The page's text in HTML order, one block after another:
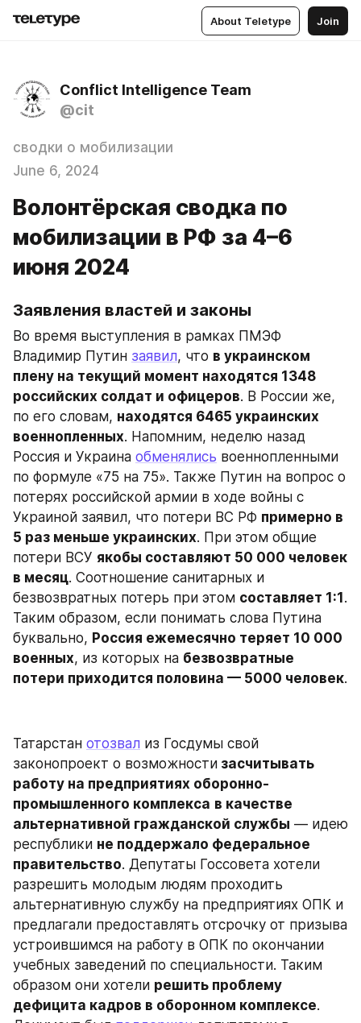
About Teletype Join
Conflict Intelligence Team
@cit
сводки о мобилизации
June 6, 2024
Волонтёрская сводка по
мобилизации в РФ за 4–6
июня 2024
Заявления властей и законы
Во время выступления в рамках ПМЭФ
Владимир Путин заявил, что в украинском
плену на текущий момент находятся 1348
российских солдат и офицеров. В России же,
по его словам, находятся 6465 украинских
военнопленных. Напомним, неделю назад
Россия и Украина обменялись военнопленными
по формуле «75 на 75». Также Путин на вопрос о
потерях российской армии в ходе войны с
Украиной заявил, что потери ВС РФ примерно в
5 раз меньше украинских. При этом общие
потери ВСУ якобы составляют 50 000 человек
в месяц. Соотношение санитарных и
безвозвратных потерь при этом составляет 1:1 .
Таким образом, если понимать слова Путина
буквально, Россия ежемесячно теряет 10 000
военных, из которых на безвозвратные
потери приходится половина — 5000 человек.
Татарстан отозвал из Госдумы свой
законопроект о возможности засчитывать
работу на предприятиях оборонно-
промышленного комплекса в качестве
альтернативной гражданской службы — идею
республики не поддержало федеральное
правительство. Депутаты Госсовета хотели
разрешить молодым людям проходить
альтернативную службу на предприятиях ОПК и
предлагали предоставлять отсрочку от призыва
устроившимся на работу в ОПК по окончании
учебных заведений по специальности. Таким
образом они хотели решить проблему
дефицита кадров в оборонном комплексе.